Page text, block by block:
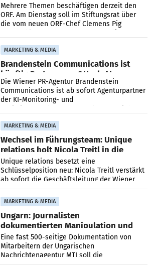
Mehrere Themen beschäftigen derzeit den
ORF. Am Dienstag soll im Stiftungsrat über
die vom neuen ORF-Chef Clemens Pig
MARKETING & MEDIA
Brandenstein Communications ist
künftig Partner von OtterlyAI
Die Wiener PR-Agentur Brandenstein
Communications ist ab sofort Agenturpartner
der KI-Monitoring- und
MARKETING & MEDIA
Wechsel im Führungsteam: Unique
relations holt Nicola Treitl in die
Geschäftsleitung
Unique relations besetzt eine
Schlüsselposition neu: Nicola Treitl verstärkt
ab sofort die Geschäftsleitung der Wiener
PR-Agentur an der Seite von Josef Kalina und
Anna Kalina-Mahr.
MARKETING & MEDIA
Ungarn: Journalisten
dokumentierten Manipulation und
Zensur
Eine fast 500-seitige Dokumentation von
Mitarbeitern der Ungarischen
Nachrichtenagentur MTI soll die
systematische Nachrichten-Manipulation und